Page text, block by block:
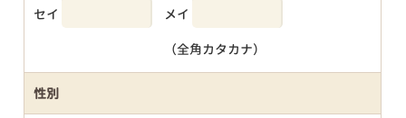
セイ メイ
（全角カタカナ）
性別